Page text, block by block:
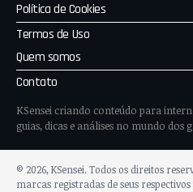
Política de Cookies
Termos de Uso
Quem somos
Contato
KSensei criando conteúdo para
guias, dicas e análises no mundo dos
© 2026, KSensei. Todos os direitos
marcas registradas de seus